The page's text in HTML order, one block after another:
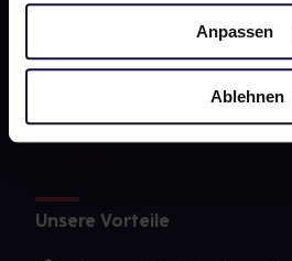
Anpassen
Ablehnen
Sanitätshäuser
Unsere Vorteile